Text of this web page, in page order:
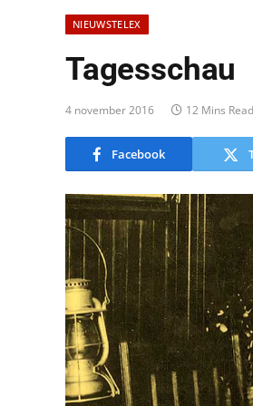
NIEUWSTELEX
Tagesschau
4 november 2016 12 Mins Read
Facebook